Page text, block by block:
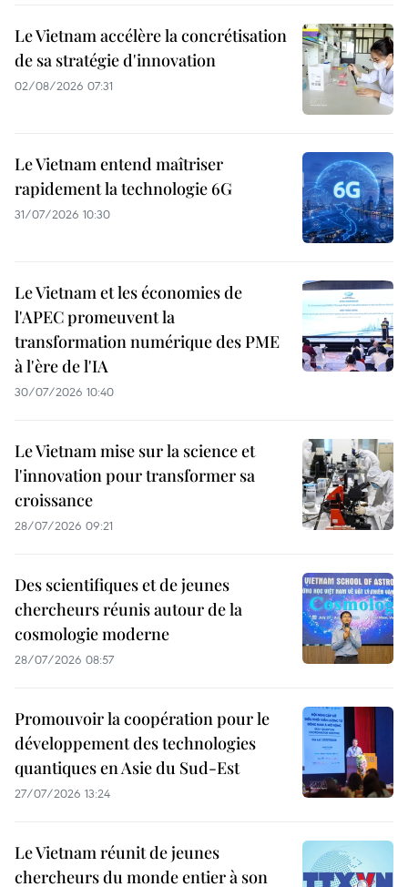
Le Vietnam accélère la concrétisation
de sa stratégie d'innovation
02/08/2026 07:31
Le Vietnam entend maîtriser
rapidement la technologie 6G
31/07/2026 10:30
Le Vietnam et les économies de
l'APEC promeuvent la
transformation numérique des PME
à l'ère de l'IA
30/07/2026 10:40
Le Vietnam mise sur la science et
l'innovation pour transformer sa
croissance
28/07/2026 09:21
Des scientifiques et de jeunes
chercheurs réunis autour de la
cosmologie moderne
28/07/2026 08:57
Promouvoir la coopération pour le
développement des technologies
quantiques en Asie du Sud-Est
27/07/2026 13:24
Le Vietnam réunit de jeunes
chercheurs du monde entier à son